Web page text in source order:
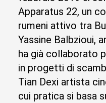
Apparatus 22, un
rumeni attivo tra
Yassine Balbzioui,
ha già collaborato
in progetti di
Tian Dexi artista
cui pratica si basa